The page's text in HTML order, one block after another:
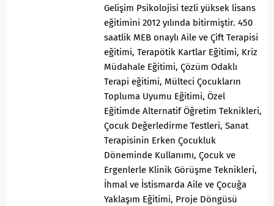
Gelişim Psikolojisi tezli yüksek lisans
eğitimini 2012 yılında bitirmiştir. 450
saatlik MEB onaylı Aile ve Çift Terapisi
eğitimi, Terapötik Kartlar Eğitimi, Kriz
Müdahale Eğitimi, Çözüm Odaklı
Terapi eğitimi, Mülteci Çocukların
Topluma Uyumu Eğitimi, Özel
Eğitimde Alternatif Öğretim Teknikleri,
Çocuk Değerledirme Testleri, Sanat
Terapisinin Erken Çocukluk
Döneminde Kullanımı, Çocuk ve
Ergenlerle Klinik Görüşme Teknikleri,
İhmal ve İstismarda Aile ve Çocuğa
Yaklaşım Eğitimi, Proje Döngüsü